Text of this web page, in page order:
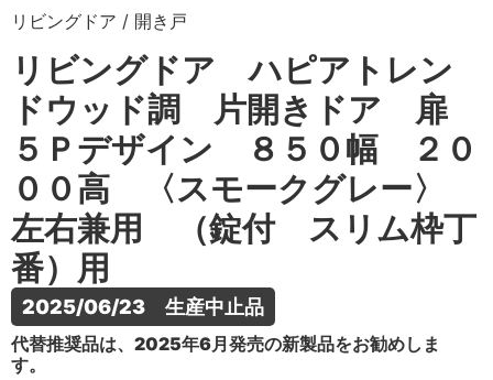
リビングドア / 開き戸
リビングドア ハピアトレン
ドウッド調 片開きドア 扉
５Ｐデザイン ８５０幅 ２０
００高 〈スモークグレー〉
左右兼用 （錠付 スリム枠丁
番）用
2025/06/23　生産中止品
代替推奨品は、2025年6月発売の新製品をお勧めしま
す。